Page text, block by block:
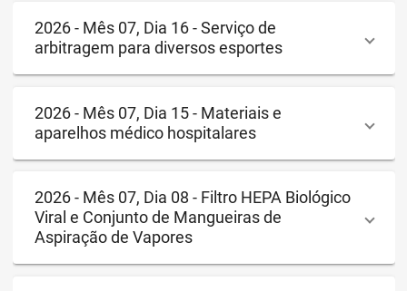
2026 - Mês 07, Dia 16 - Serviço de
arbitragem para diversos esportes
2026 - Mês 07, Dia 15 - Materiais e
aparelhos médico hospitalares
2026 - Mês 07, Dia 08 - Filtro HEPA Biológico
Viral e Conjunto de Mangueiras de
Aspiração de Vapores